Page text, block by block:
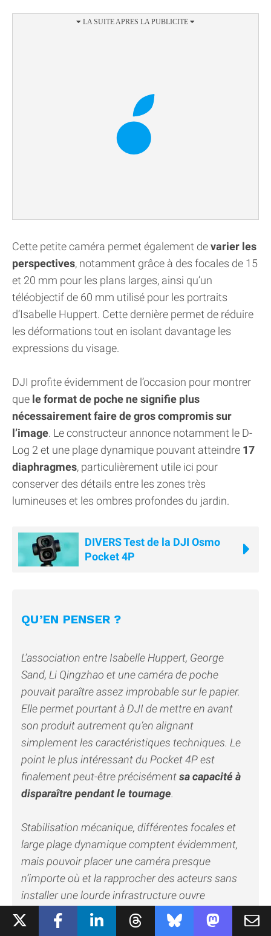
Cette petite caméra permet également devarier les
perspectives, notamment grâce à des focales de 15
et 20 mm pour les plans larges, ainsi qu’un
téléobjectif de 60 mm utilisé pour les portraits
d’Isabelle Huppert. Cette dernière permet de réduire
les déformations tout en isolant davantage les
expressions du visage.
DJI profite évidemment de l’occasion pour montrer
que le format de poche ne signifie plus
nécessairement faire de gros compromis sur
l’image. Le constructeur annonce notamment le D-
Log 2 et une plage dynamique pouvant atteindre 17
diaphragmes, particulièrement utile ici pour
conserver des détails entre les zones très
lumineuses et les ombres profondes du jardin.
DIVERS Test de la DJI Osmo
Pocket 4P
QU’EN PENSER ?
L’association entre Isabelle Huppert, George
Sand, Li Qingzhao et une caméra de poche
pouvait paraître assez improbable sur le papier.
Elle permet pourtant à DJI de mettre en avant
son produit autrement qu’en alignant
simplement les caractéristiques techniques. Le
point le plus intéressant du Pocket 4P est
finalement peut-être précisémentsa capacité à
disparaître pendant le tournage.
Stabilisation mécanique, différentes focales et
large plage dynamique comptent évidemment,
mais pouvoir placer une caméra presque
n’importe où et la rapprocher des acteurs sans
installer une lourde infrastructure ouvre
également de nouvelles possibilités créatives. Il
est certain que le Pocket 4P ne rendra pas pareil